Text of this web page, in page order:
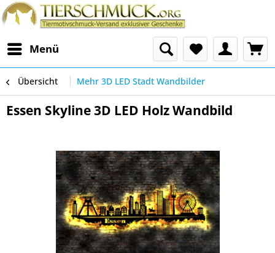
Menü
Übersicht Mehr 3D LED Stadt Wandbilder
Essen Skyline 3D LED Holz Wandbild